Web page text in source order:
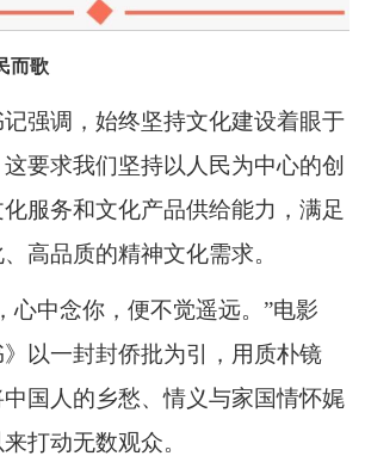
而歌
强调，始终坚持文化建设着眼于
要求我们坚持以人民为中心的创
服务和文化产品供给能力，满足
高品质的精神文化需求。
心中念你，便不觉遥远。”电影
》以一封封侨批为引，用质朴镜
国人的乡愁、情义与家国情怀娓
打动无数观众。